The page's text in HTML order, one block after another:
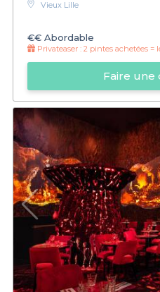
Vieux Lille
€€ Abordable
Privateaser : 2 pintes achetées =
Faire une